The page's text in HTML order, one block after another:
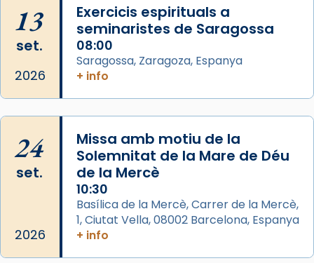
comitè organitzador de la visita apostòlica
del Sant Pare Lleó XIV a Barcelona, i als
col·laboradors, a la Catedral de Barcelona.
L’arquebisbe de Barcelona, el cardenal Joan
📸 Dr. G. Simón
Photo
View on Facebook ·
Arquebisbat de Barcelona
13
set.
2026
Exercicis espirituals a
seminaristes de Saragossa
08:00
Saragossa, Zaragoza, Espanya
+ info
24
set.
2026
Missa amb motiu de la
Solemnitat de la Mare de Déu
de la Mercè
10:30
Basílica de la Mercè, Carrer de la Mercè,
1, Ciutat Vella, 08002 Barcelona, Espanya
+ info